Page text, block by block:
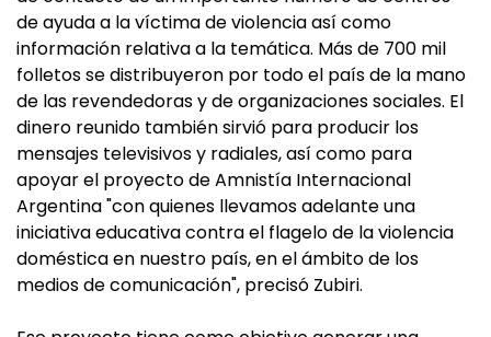
de ayuda a la víctima de violencia así como
información relativa a la temática. Más de 700 mil
folletos se distribuyeron por todo el país de la mano
de las revendedoras y de organizaciones sociales. El
dinero reunido también sirvió para producir los
mensajes televisivos y radiales, así como para
apoyar el proyecto de Amnistía Internacional
Argentina "con quienes llevamos adelante una
iniciativa educativa contra el flagelo de la violencia
doméstica en nuestro país, en el ámbito de los
medios de comunicación", precisó Zubiri.